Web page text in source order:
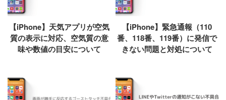
【iPhone】天気アプリが空気
質の表示に対応、空気質の意
味や数値の目安について
【iPhone】緊急通報（110
番、118番、119番）に発信で
きない問題と対処について